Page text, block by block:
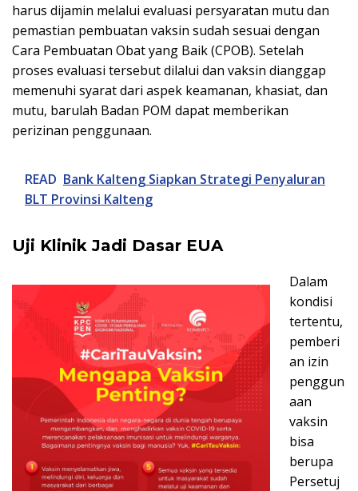
harus dijamin melalui evaluasi persyaratan mutu dan
pemastian pembuatan vaksin sudah sesuai dengan
Cara Pembuatan Obat yang Baik (CPOB). Setelah
proses evaluasi tersebut dilalui dan vaksin dianggap
memenuhi syarat dari aspek keamanan, khasiat, dan
mutu, barulah Badan POM dapat memberikan
perizinan penggunaan.
READ Bank Kalteng Siapkan Strategi Penyaluran
BLT Provinsi Kalteng
Uji Klinik Jadi Dasar EUA
Dalam
kondisi
tertentu,
pemberi
an izin
penggun
aan
vaksin
bisa
berupa
Persetuj